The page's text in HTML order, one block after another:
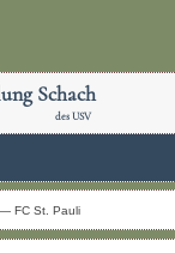
Schach
des USV
FC St. Pauli